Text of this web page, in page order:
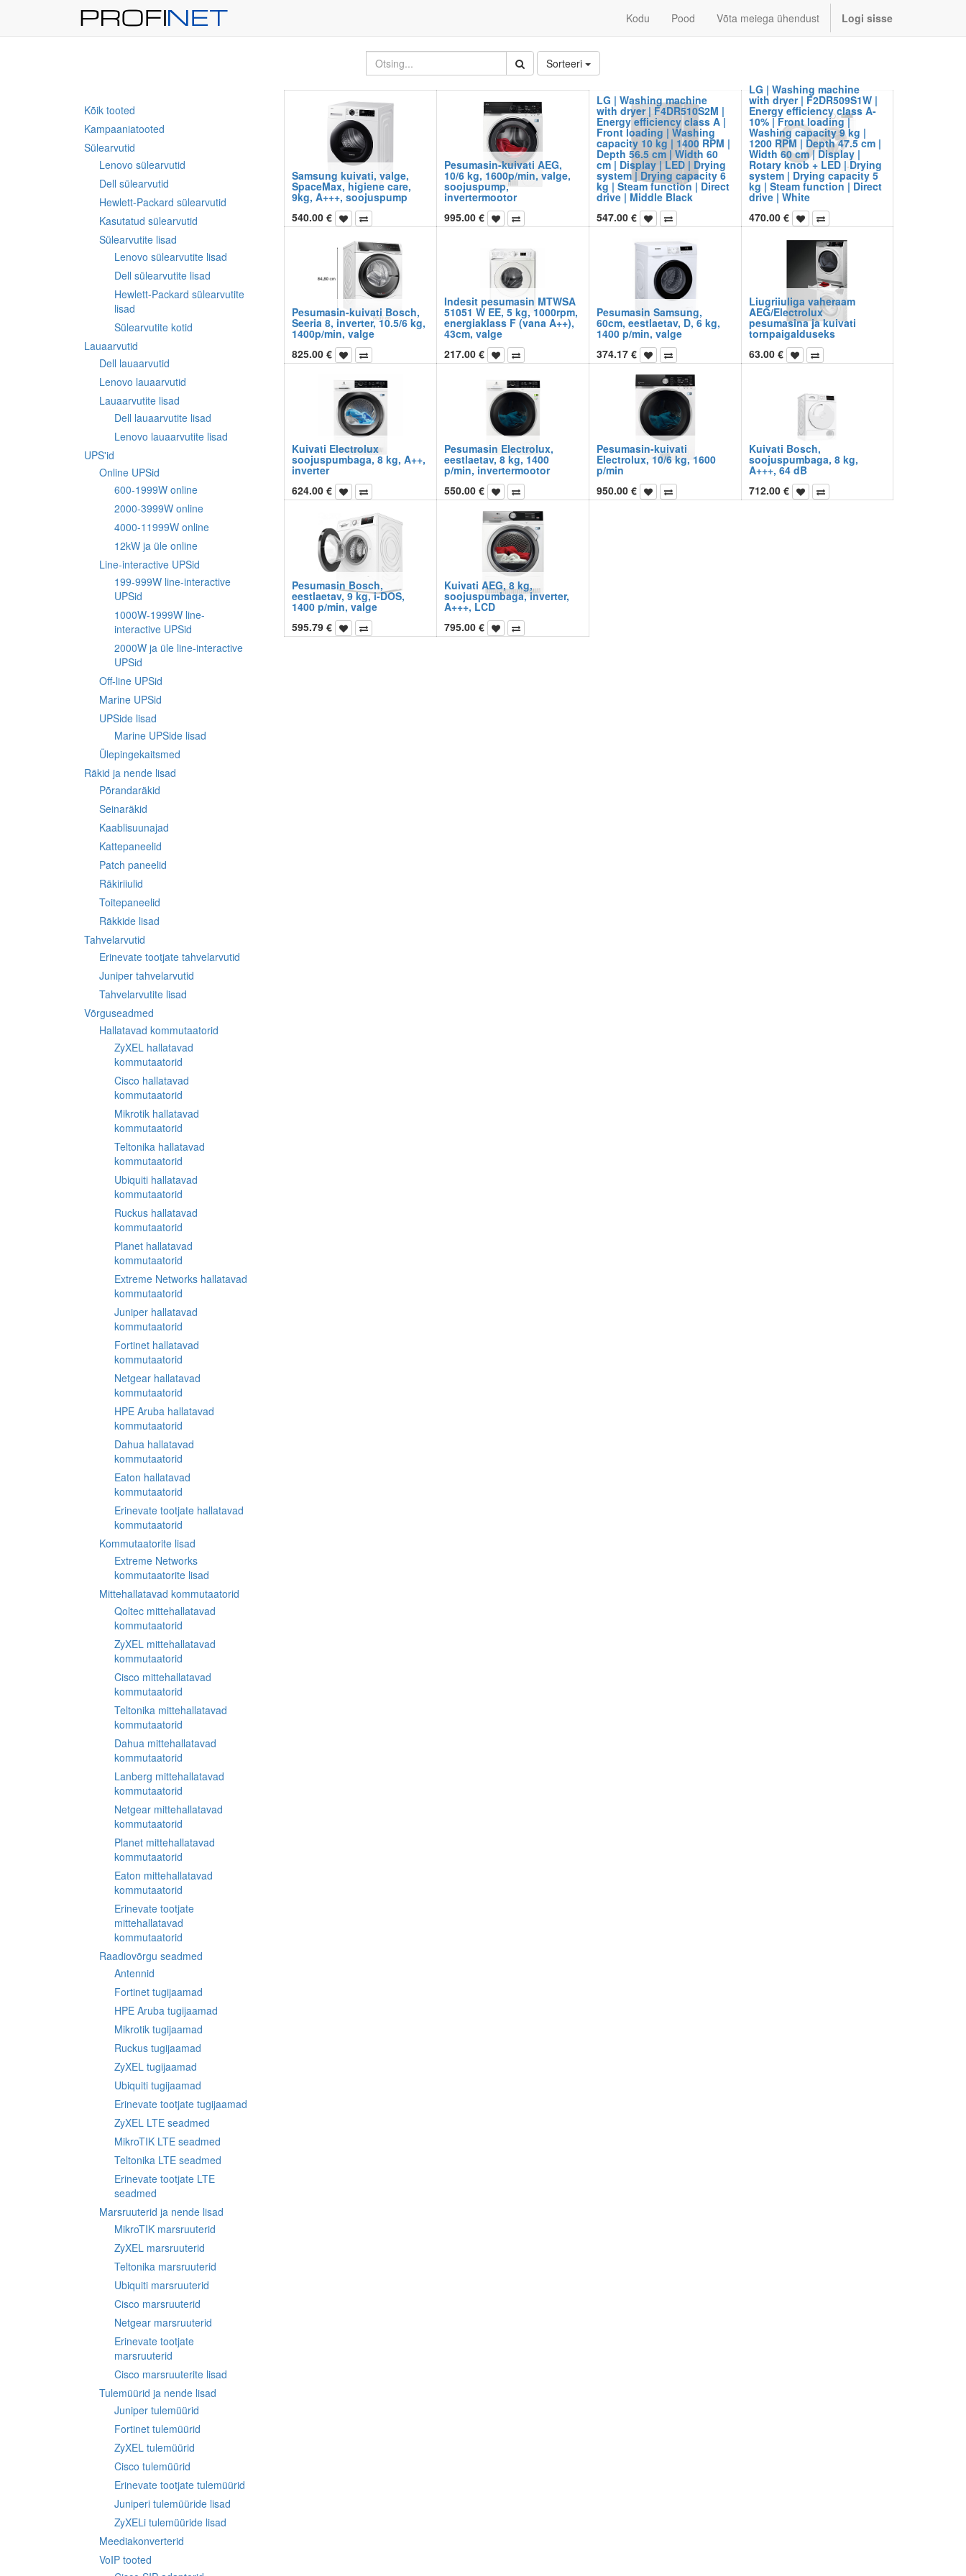
Kodu Pood Võta meiega ühendust Logi sisse
Sorteeri
Kõik tooted
Kampaaniatooted
Sülearvutid
Lenovo sülearvutid
Dell sülearvutid
Hewlett-Packard sülearvutid
Kasutatud sülearvutid
Sülearvutite lisad
Lenovo sülearvutite lisad
Dell sülearvutite lisad
Hewlett-Packard sülearvutite
lisad
Sülearvutite kotid
Lauaarvutid
Dell lauaarvutid
Lenovo lauaarvutid
Lauaarvutite lisad
Dell lauaarvutite lisad
Lenovo lauaarvutite lisad
UPS'id
Online UPSid
600-1999W online
2000-3999W online
4000-11999W online
12kW ja üle online
Line-interactive UPSid
199-999W line-interactive
UPSid
1000W-1999W line-
interactive UPSid
2000W ja üle line-interactive
UPSid
Off-line UPSid
Marine UPSid
UPSide lisad
Marine UPSide lisad
Ülepingekaitsmed
Räkid ja nende lisad
Põrandaräkid
Seinaräkid
Kaablisuunajad
Kattepaneelid
Patch paneelid
Räkiriiulid
Toitepaneelid
Räkkide lisad
Tahvelarvutid
Erinevate tootjate tahvelarvutid
Juniper tahvelarvutid
Tahvelarvutite lisad
Võrguseadmed
Hallatavad kommutaatorid
ZyXEL hallatavad
kommutaatorid
Cisco hallatavad
kommutaatorid
Mikrotik hallatavad
kommutaatorid
Teltonika hallatavad
kommutaatorid
Ubiquiti hallatavad
kommutaatorid
Ruckus hallatavad
kommutaatorid
Planet hallatavad
kommutaatorid
Extreme Networks hallatavad
kommutaatorid
Juniper hallatavad
kommutaatorid
Fortinet hallatavad
kommutaatorid
Netgear hallatavad
kommutaatorid
HPE Aruba hallatavad
kommutaatorid
Dahua hallatavad
kommutaatorid
Eaton hallatavad
kommutaatorid
Erinevate tootjate hallatavad
kommutaatorid
Kommutaatorite lisad
Extreme Networks
kommutaatorite lisad
Mittehallatavad kommutaatorid
Qoltec mittehallatavad
kommutaatorid
ZyXEL mittehallatavad
kommutaatorid
Cisco mittehallatavad
kommutaatorid
Teltonika mittehallatavad
kommutaatorid
Dahua mittehallatavad
kommutaatorid
Lanberg mittehallatavad
kommutaatorid
Netgear mittehallatavad
kommutaatorid
Planet mittehallatavad
kommutaatorid
Eaton mittehallatavad
kommutaatorid
Erinevate tootjate
mittehallatavad
kommutaatorid
Raadiovõrgu seadmed
Antennid
Fortinet tugijaamad
HPE Aruba tugijaamad
Mikrotik tugijaamad
Ruckus tugijaamad
ZyXEL tugijaamad
Ubiquiti tugijaamad
Erinevate tootjate tugijaamad
ZyXEL LTE seadmed
MikroTIK LTE seadmed
Teltonika LTE seadmed
Erinevate tootjate LTE
seadmed
Marsruuterid ja nende lisad
MikroTIK marsruuterid
ZyXEL marsruuterid
Teltonika marsruuterid
Ubiquiti marsruuterid
Cisco marsruuterid
Netgear marsruuterid
Erinevate tootjate
marsruuterid
Cisco marsruuterite lisad
Tulemüürid ja nende lisad
Juniper tulemüürid
Fortinet tulemüürid
ZyXEL tulemüürid
Cisco tulemüürid
Erinevate tootjate tulemüürid
Juniperi tulemüüride lisad
ZyXELi tulemüüride lisad
Meediakonverterid
VoIP tooted
Samsung kuivati, valge,
SpaceMax, higiene care,
9kg, A+++, soojuspump
540.00€
Pesumasin-kuivati AEG,
10/6 kg, 1600p/min, valge,
soojuspump,
invertermootor
995.00€
LG | Washing machine
with dryer | F4DR510S2M |
Energy efficiency class A |
Front loading | Washing
capacity 10 kg | 1400 RPM |
Depth 56.5 cm | Width 60
cm | Display | LED | Drying
system | Drying capacity 6
kg | Steam function | Direct
drive | Middle Black
547.00€
LG | Washing machine
with dryer | F2DR509S1W |
Energy efficiency class A-
10% | Front loading |
Washing capacity 9 kg |
1200 RPM | Depth 47.5 cm |
Width 60 cm | Display |
Rotary knob + LED | Drying
system | Drying capacity 5
kg | Steam function | Direct
drive | White
470.00€
Pesumasin-kuivati Bosch,
Seeria 8, inverter, 10.5/6 kg,
1400p/min, valge
825.00€
Indesit pesumasin MTWSA
51051 W EE, 5 kg, 1000rpm,
energiaklass F (vana A++),
43cm, valge
217.00€
Pesumasin Samsung,
60cm, eestlaetav, D, 6 kg,
1400 p/min, valge
374.17€
Liugriiuliga vaheraam
AEG/Electrolux
pesumasina ja kuivati
tornpaigalduseks
63.00€
Kuivati Electrolux
soojuspumbaga, 8 kg, A++,
inverter
624.00€
Pesumasin Electrolux,
eestlaetav, 8 kg, 1400
p/min, invertermootor
550.00€
Pesumasin-kuivati
Electrolux, 10/6 kg, 1600
p/min
950.00€
Kuivati Bosch,
soojuspumbaga, 8 kg,
A+++, 64 dB
712.00€
Pesumasin Bosch,
eestlaetav, 9 kg, i-DOS,
1400 p/min, valge
595.79€
Kuivati AEG, 8 kg,
soojuspumbaga, inverter,
A+++, LCD
795.00€